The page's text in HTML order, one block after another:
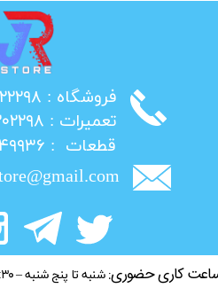
​فروشگاه : ۰۲۶۳۲۲۲۲۲۹۸
​تعمیرات : ۰۲۶۳۲۲۰۲۲۹۸
​قطعات : ۰۲۱۳۶۳۴۹۹۳۶
کاری حضوری: شنبه تا پنج شنبه – ۹:۳۰ صبح الی ۲۱:۰۰